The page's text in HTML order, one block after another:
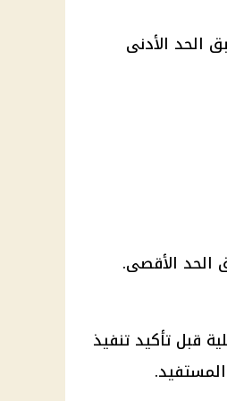
قروش، لكن يُطبق الحد الأدنى
قبل تأكيد تنفيذ